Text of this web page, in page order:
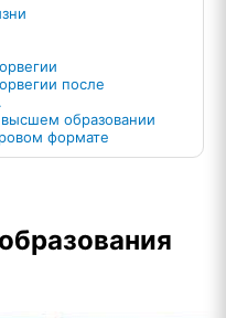
после
образовании
формате